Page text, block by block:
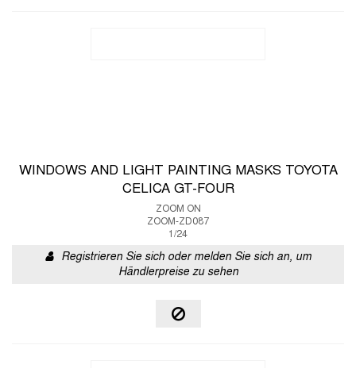
WINDOWS AND LIGHT PAINTING MASKS TOYOTA
CELICA GT-FOUR
ZOOM ON
ZOOM-ZD087
1/24
Registrieren Sie sich oder melden Sie sich an, um
Händlerpreise zu sehen